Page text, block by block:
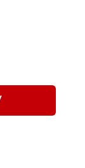
есть всё
в чтение
Шаг